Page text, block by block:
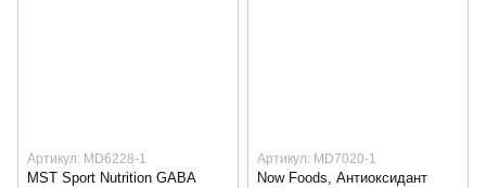
Артикул: MD6228-1
MST Sport Nutrition GABA
Артикул: MD7020-1
Now Foods, Антиоксидант